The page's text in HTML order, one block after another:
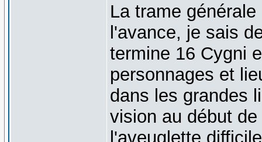
La trame
l'avance, je sais
termine 16 Cygni
personnages et
dans les grandes
vision au début
l'aveuglette